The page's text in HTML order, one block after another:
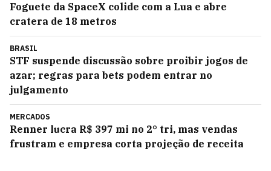
Foguete da SpaceX colide com a Lua e abre
cratera de 18 metros
BRASIL
STF suspende discussão sobre proibir jogos de
azar; regras para bets podem entrar no
julgamento
MERCADOS
Renner lucra R$ 397 mi no 2° tri, mas vendas
frustram e empresa corta projeção de receita